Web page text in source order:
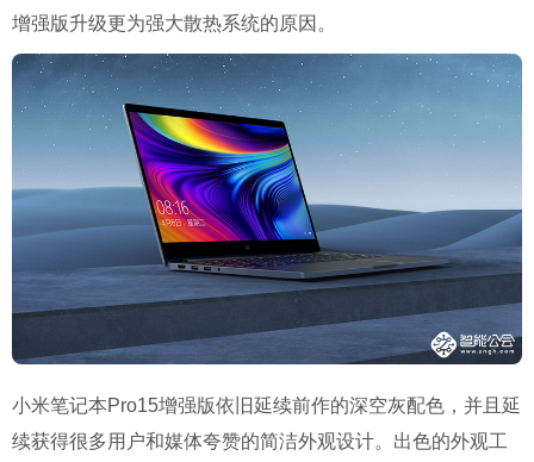
增强版升级更为强大散热系统的原因。
小米笔记本Pro15增强版依旧延续前作的深空灰配色，并且延
续获得很多用户和媒体夸赞的简洁外观设计。出色的外观工